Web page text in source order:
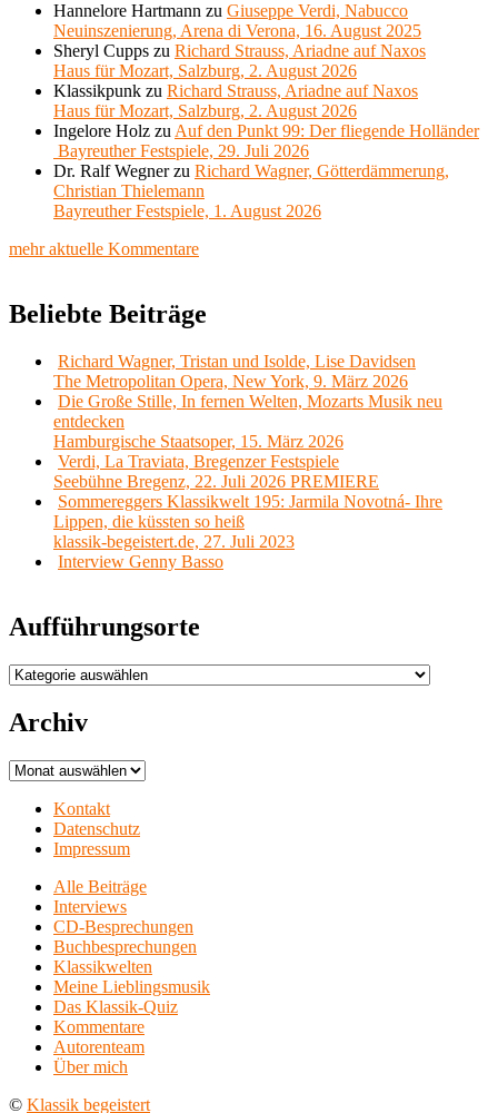
Hannelore Hartmann zu Giuseppe Verdi, Nabucco
Neuinszenierung, Arena di Verona, 16. August 2025
Sheryl Cupps zu Richard Strauss, Ariadne auf Naxos
Haus für Mozart, Salzburg, 2. August 2026
Klassikpunk zu Richard Strauss, Ariadne auf Naxos
Haus für Mozart, Salzburg, 2. August 2026
Ingelore Holz zu Auf den Punkt 99: Der fliegende Holländer
Bayreuther Festspiele, 29. Juli 2026
Dr. Ralf Wegnerzu Richard Wagner, Götterdämmerung,
Christian Thielemann
Bayreuther Festspiele, 1. August 2026
mehr aktuelle Kommentare
Beliebte Beiträge
Richard Wagner, Tristan und Isolde, Lise Davidsen
The Metropolitan Opera, New York, 9. März 2026
Die Große Stille, In fernen Welten, Mozarts Musik neu
entdecken
Hamburgische Staatsoper, 15. März 2026
Verdi, La Traviata, Bregenzer Festspiele
Seebühne Bregenz, 22. Juli 2026 PREMIERE
Sommereggers Klassikwelt 195: Jarmila Novotná- Ihre
Lippen, die küssten so heiß
klassik-begeistert.de, 27. Juli 2023
Interview Genny Basso
Aufführungsorte
Aufführungsorte
Archiv
Archiv
Kontakt
Datenschutz
Impressum
Alle Beiträge
Interviews
CD-Besprechungen
Buchbesprechungen
Klassikwelten
Meine Lieblingsmusik
Das Klassik-Quiz
Kommentare
Autorenteam
Über mich
© Klassik begeistert